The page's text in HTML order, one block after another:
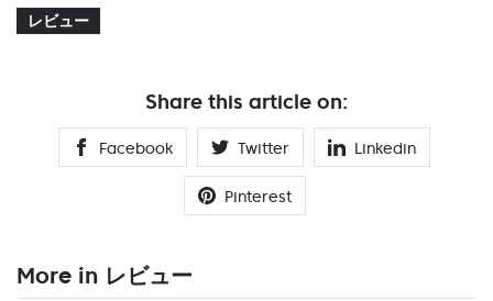
レビュー
Share this article on:
Facebook Twitter Linkedin
Pinterest
More in レビュー